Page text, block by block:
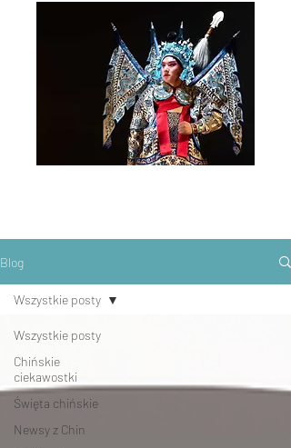
Blog
Wszystkie posty
Chińskie
ciekawostki
Święta chińskie
Newsy z Chin
Wszystkie posty